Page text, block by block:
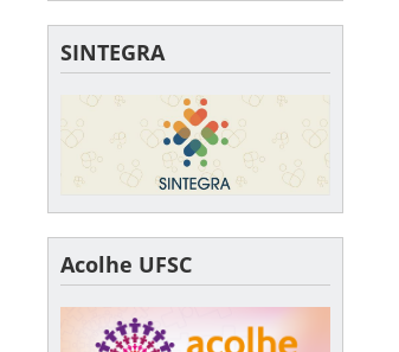
SINTEGRA
Acolhe UFSC